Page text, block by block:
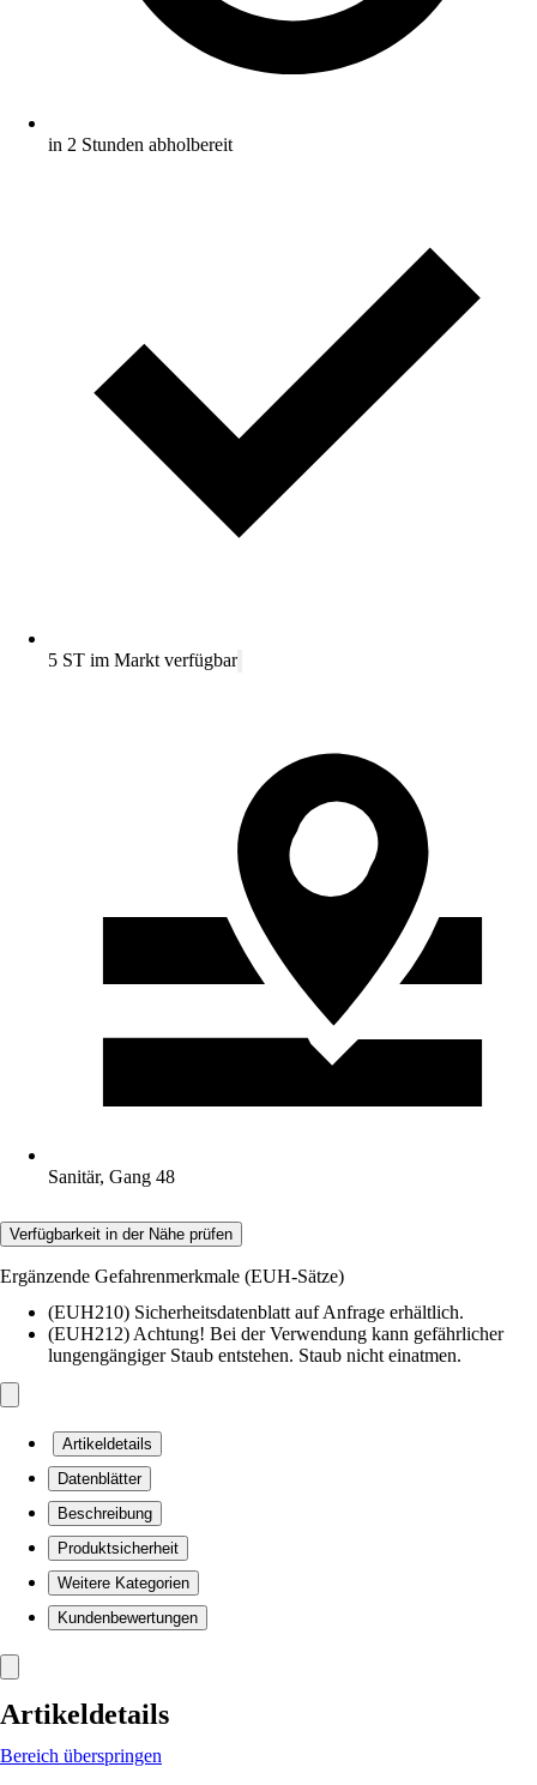
in 2 Stunden abholbereit
5 ST im Markt verfügbar
Sanitär, Gang 48
Verfügbarkeit in der Nähe prüfen
Ergänzende Gefahrenmerkmale (EUH-Sätze)
(EUH210) Sicherheitsdatenblatt auf Anfrage erhältlich.
(EUH212) Achtung! Bei der Verwendung kann gefährlicher
lungengängiger Staub entstehen. Staub nicht einatmen.
Artikeldetails
Datenblätter
Beschreibung
Produktsicherheit
Weitere Kategorien
Kundenbewertungen
Artikeldetails
Bereich überspringen